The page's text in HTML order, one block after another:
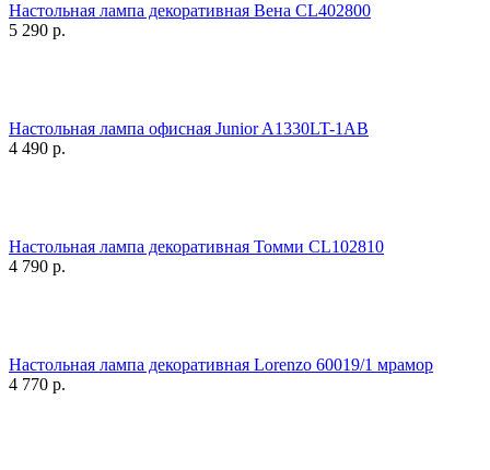
Настольная лампа декоративная Вена CL402800
5 290 р.
Настольная лампа офисная Junior A1330LT-1AB
4 490 р.
Настольная лампа декоративная Томми CL102810
4 790 р.
Настольная лампа декоративная Lorenzo 60019/1 мрамор
4 770 р.